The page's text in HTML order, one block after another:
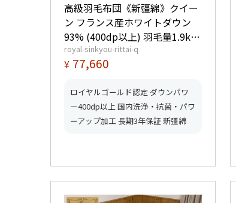
高級羽毛布団《新疆綿》クイー
ン フランス産ホワイトダウン
93% (400dp以上) 羽毛量1.9kg
【5つ星ロイヤルゴールド取
得】【グッドふとんマーク取
royal-sinkyou-rittai-q
¥ 77,660
ロイヤルゴールド認定 ダウンパワ
ー400dp以上 国内洗浄・抗菌・パワ
ーアップ加工 長期3年保証 新彊綿